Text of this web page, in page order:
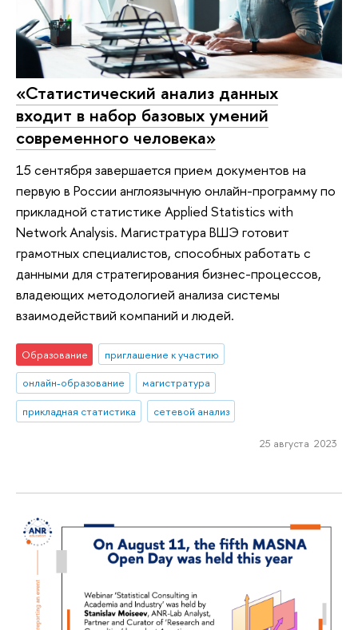
«Статистический анализ данных
входит в набор базовых умений
современного человека»
15 сентября завершается прием документов на
первую в России англоязычную онлайн-программу по
прикладной статистике Applied Statistics with
Network Analysis. Магистратура ВШЭ готовит
грамотных специалистов, способных работать с
данными для стратегирования бизнес-процессов,
владеющих методологией анализа системы
взаимодействий компаний и людей.
Образование
приглашение к участию
онлайн-образование
магистратура
прикладная статистика
сетевой анализ
25 августа 2023